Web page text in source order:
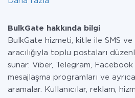
BulkGate hakkında bilgi
BulkGate hizmeti, kitle ile SMS ve
aracılığıyla toplu postaları
sunar: Viber, Telegram, Facebook
mesajlaşma programları ve
aramalar. Kullanıcılar, reklam,